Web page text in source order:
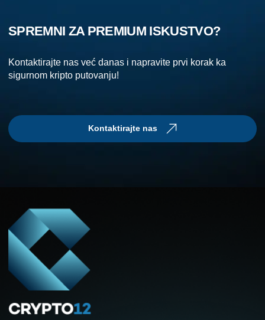
SPREMNI ZA PREMIUM ISKUSTVO?
Kontaktirajte nas već danas i napravite prvi korak ka
sigurnom kripto putovanju!
Kontaktirajte nas